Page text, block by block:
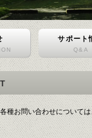
サポート
Q&A
種お問い合わせについて